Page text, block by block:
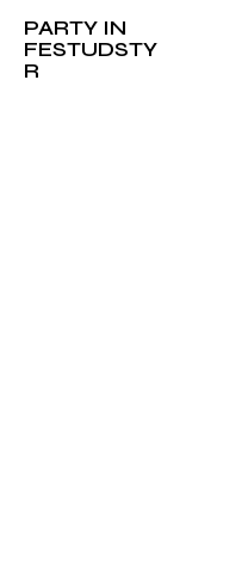
PARTY IN
FESTUDSTY
R